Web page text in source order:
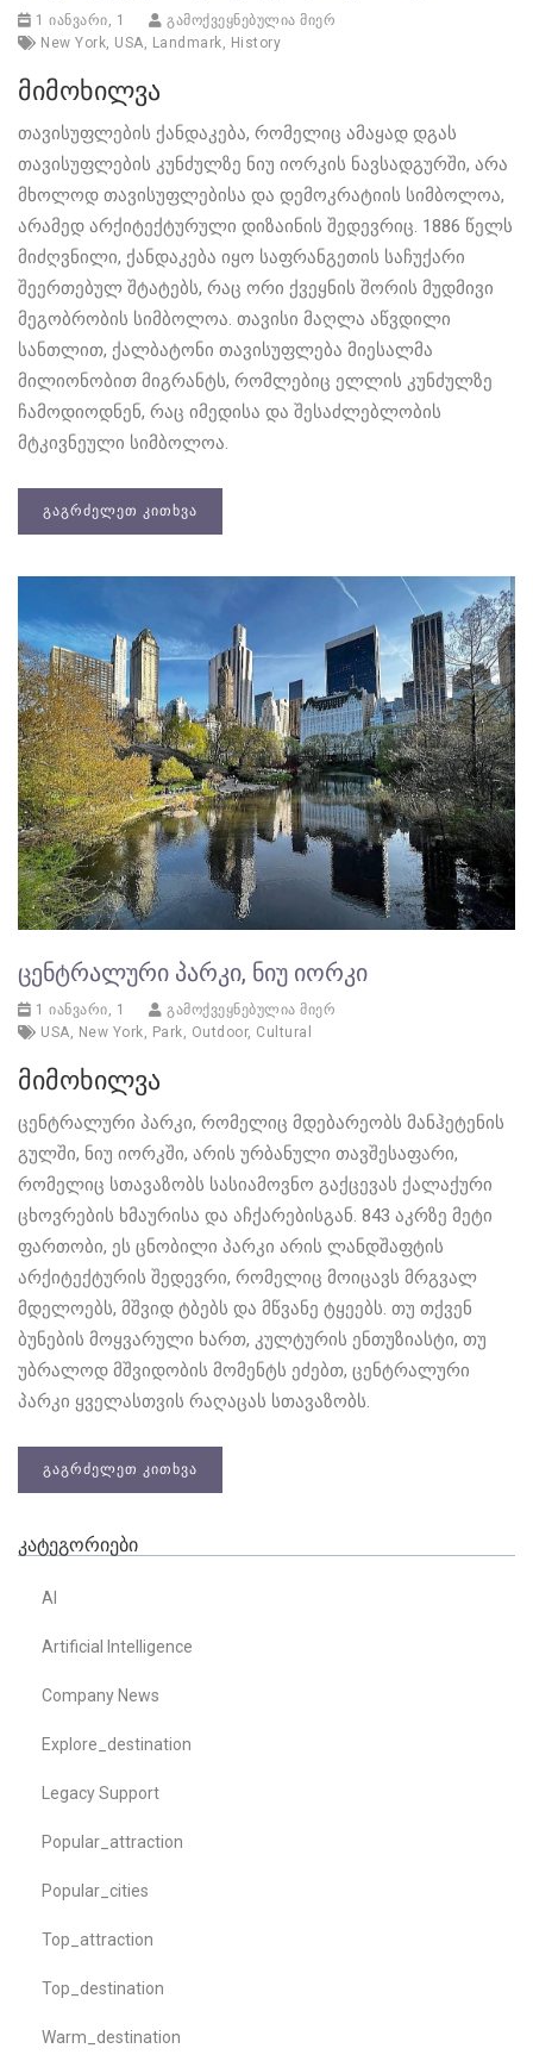
1 იანვარი, 1
გამოქვეყნებულია მიერ
New York, USA, Landmark, History
მიმოხილვა
თავისუფლების ქანდაკება, რომელიც ამაყად დგას
თავისუფლების კუნძულზე ნიუ იორკის ნავსადგურში, არა
მხოლოდ თავისუფლებისა და დემოკრატიის სიმბოლოა,
არამედ არქიტექტურული დიზაინის შედევრიც. 1886 წელს
მიძღვნილი, ქანდაკება იყო საფრანგეთის საჩუქარი
შეერთებულ შტატებს, რაც ორი ქვეყნის შორის მუდმივი
მეგობრობის სიმბოლოა. თავისი მაღლა აწვდილი
სანთლით, ქალბატონი თავისუფლება მიესალმა
მილიონობით მიგრანტს, რომლებიც ელლის კუნძულზე
ჩამოდიოდნენ, რაც იმედისა და შესაძლებლობის
მტკივნეული სიმბოლოა.
ᲒᲐᲒᲠᲫᲔᲚᲔᲗ ᲙᲘᲗᲮᲕᲐ
ᲪᲔᲜᲢᲠᲐᲚᲣᲠᲘ ᲞᲐᲠᲙᲘ, ᲜᲘᲣ ᲘᲝᲠᲙᲘ
1 იანვარი, 1
გამოქვეყნებულია მიერ
USA, New York, Park, Outdoor, Cultural
მიმოხილვა
ცენტრალური პარკი, რომელიც მდებარეობს მანჰეტენის
გულში, ნიუ იორკში, არის ურბანული თავშესაფარი,
რომელიც სთავაზობს სასიამოვნო გაქცევას ქალაქური
ცხოვრების ხმაურისა და აჩქარებისგან. 843 აკრზე მეტი
ფართობი, ეს ცნობილი პარკი არის ლანდშაფტის
არქიტექტურის შედევრი, რომელიც მოიცავს მრგვალ
მდელოებს, მშვიდ ტბებს და მწვანე ტყეებს. თუ თქვენ
ბუნების მოყვარული ხართ, კულტურის ენთუზიასტი, თუ
უბრალოდ მშვიდობის მომენტს ეძებთ, ცენტრალური
პარკი ყველასთვის რაღაცას სთავაზობს.
ᲒᲐᲒᲠᲫᲔᲚᲔᲗ ᲙᲘᲗᲮᲕᲐ
კატეგორიები
AI
Artificial Intelligence
Company News
Explore_destination
Legacy Support
Popular_attraction
Popular_cities
Top_attraction
Top_destination
Warm_destination